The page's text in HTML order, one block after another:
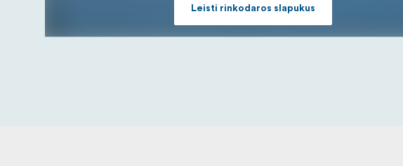
Leisti rinkodaros slapukus